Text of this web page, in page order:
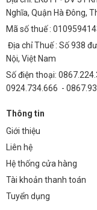
Nghĩa, Quận Hà Đông,
Mã số thuế :
Địa chỉ Thuế : Số 938
Nội, Việt Nam
Số điện thoại:
0924.734.666 -
Thông tin
Giới thiệu
Liên hệ
Hệ thống cửa hàng
Tài khoản thanh toán
Tuyển dụng